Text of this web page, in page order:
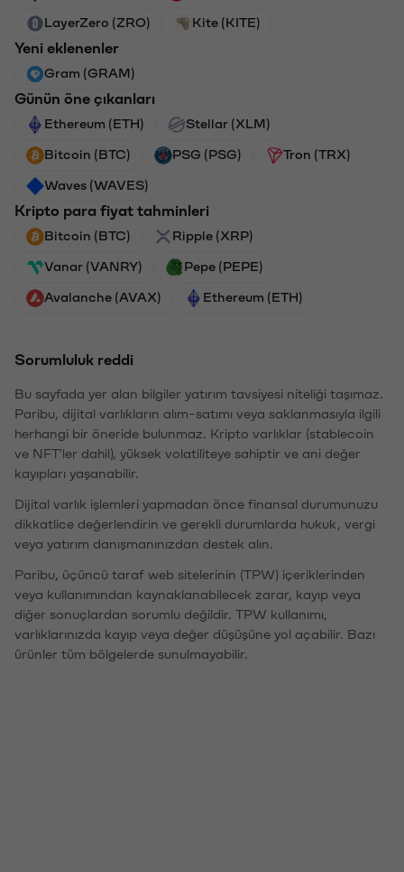
LayerZero (ZRO) Kite (KITE)
Yeni eklenenler
Gram (GRAM)
Günün öne çıkanları
Ethereum (ETH) Stellar (XLM)
Bitcoin (BTC) PSG (PSG) Tron (TRX)
Waves (WAVES)
Kripto para fiyat tahminleri
Bitcoin (BTC) Ripple (XRP)
Vanar (VANRY) Pepe (PEPE)
Avalanche (AVAX) Ethereum (ETH)
Sorumluluk reddi
Bu sayfada yer alan bilgiler yatırım tavsiyesi niteliği taşımaz.
Paribu, dijital varlıkların alım-satımı veya saklanmasıyla ilgili
herhangi bir öneride bulunmaz. Kripto varlıklar (stablecoin
ve NFT'ler dahil), yüksek volatiliteye sahiptir ve ani değer
kayıpları yaşanabilir.
Dijital varlık işlemleri yapmadan önce finansal durumunuzu
dikkatlice değerlendirin ve gerekli durumlarda hukuk, vergi
veya yatırım danışmanınızdan destek alın.
Paribu, üçüncü taraf web sitelerinin (TPW) içeriklerinden
veya kullanımından kaynaklanabilecek zarar, kayıp veya
diğer sonuçlardan sorumlu değildir. TPW kullanımı,
varlıklarınızda kayıp veya değer düşüşüne yol açabilir. Bazı
ürünler tüm bölgelerde sunulmayabilir.